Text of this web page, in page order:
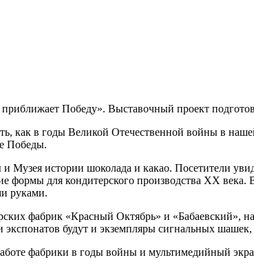
Победу». Выставочный проект
как в годы Великой Отечественной войны в
Победы.
Музея истории шоколада и какао. Посетители
формы для кондитерского производства XX
руками.
фабрик «Красный Октябрь» и
будут и экземпляры сигнальных
фабрики в годы войны и мультимедийный